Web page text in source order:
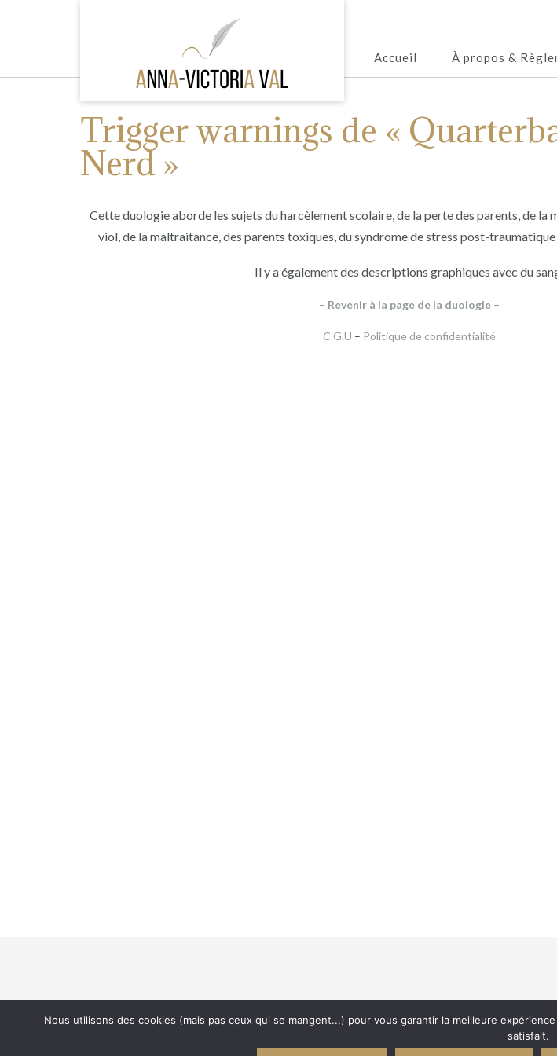
Accueil À propos &
Trigger warnings de «
Nerd »
Cette duologie aborde les sujets du harcèlement scolaire, de la perte des parents, de la
viol, de la maltraitance, des parents toxiques, du syndrome de stress post-
Il y a également des descriptions graphiques avec du
– Revenir à la page de la duologie –
C.G.U – Politique de confidentialité
Nous utilisons des cookies (mais pas ceux qui se mangent...) pour vous garantir la meilleure
satisfait.